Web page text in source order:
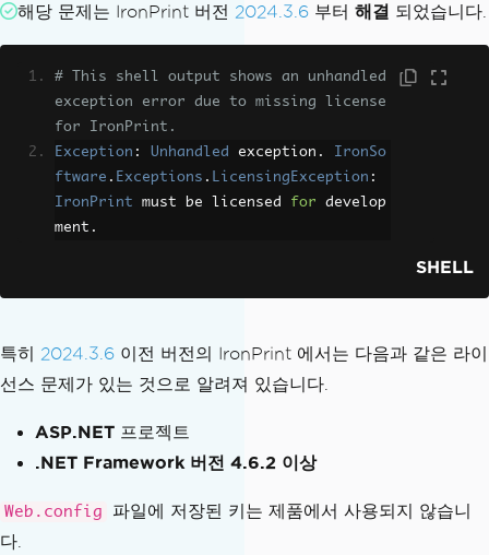
해당 문제는 IronPrint 버전 2024.3.6 부터 해결 되었습니다.
# This shell output shows an unhandled
exception error due to missing license
for IronPrint.
Exception : Unhandled exception .
IronSo
ftware . Exceptions . LicensingException :
IronPrint must be licensed for develop
ment .
SHELL
특히 2024.3.6 이전 버전의 IronPrint 에서는 다음과 같은 라이
선스 문제가 있는 것으로 알려져 있습니다.
ASP.NET 프로젝트
.NET Framework 버전 4.6.2 이상
Web.config
파일에 저장된 키는 제품에서 사용되지 않습니
다.